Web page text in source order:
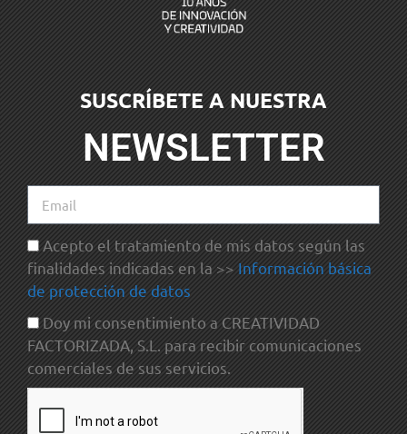
SUSCRÍBETE A NUESTRA
NEWSLETTER
Acepto el tratamiento de mis datos según las
finalidades indicadas en la >> Información básica
de protección de datos
Doy mi consentimiento a CREATIVIDAD
FACTORIZADA, S.L. para recibir comunicaciones
comerciales de sus servicios.